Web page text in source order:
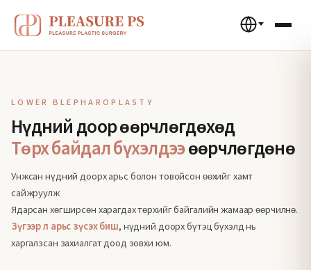
LOWER BLEPHAROPLASTY
Нүдний доор өөрчлөгдөхөд
Төрх байдал бүхэлдээөөрчлөгдөнө
Унжсан нүдний доорх арьс болон товойсон өөхийг хамт
сайжруулж
Ядарсан хөгширсөн харагдах төрхийг байгалийн жамаар өөрчилнө.
Зүгээр л арьс зүсэх биш, нүдний доорх бүтэц бүхэлд нь
харгалзсан захиалгат доод зовхи юм.